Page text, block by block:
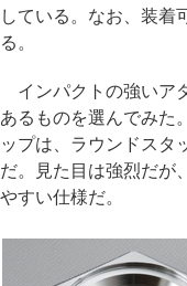
している。なお、装着
る。
インパクトの強いア
あるものを選んでみた
ップは、ラウンドスタ
だ。見た目は強烈だが
やすい仕様だ。